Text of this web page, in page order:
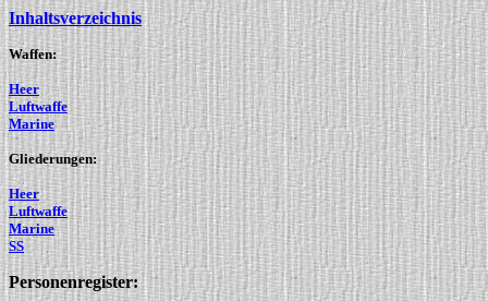
Inhaltsverzeichnis
Waffen:
Heer
Luftwaffe
Marine
Gliederungen:
Heer
Luftwaffe
Marine
SS
Personenregister: